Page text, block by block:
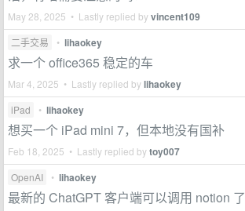
May 28, 2025 • Lastly replied byvincent109
二手交易 • lihaokey
求一个 office365 稳定的车
Mar 4, 2025 • Lastly replied bylihaokey
iPad • lihaokey
想买一个 iPad mini 7，但本地没有国补
Feb 18, 2025 • Lastly replied bytoy007
OpenAI • lihaokey
最新的 ChatGPT 客户端可以调用 notion 了